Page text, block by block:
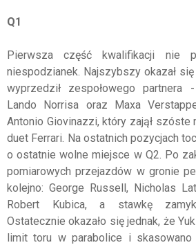
Q1
Pierwsza część kwalifikacji nie
niespodzianek. Najszybszy okazał
wyprzedził zespołowego partnera
Lando Norrisa oraz Maxa
Antonio Giovinazzi, który zajął
duet Ferrari. Na ostatnich pozycjach
o ostatnie wolne miejsce w Q2. Po
pomiarowych przejazdów w gronie
kolejno: George Russell, Nicholas
Robert Kubica, a stawkę
Ostatecznie okazało się jednak, że
limit toru w parabolice i skasowano